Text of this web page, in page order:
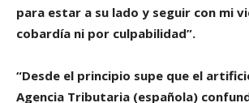
para estar a su lado y seguir con mi
cobardía ni por culpabilidad”.
“Desde el principio supe que el
Agencia Tributaria (española)